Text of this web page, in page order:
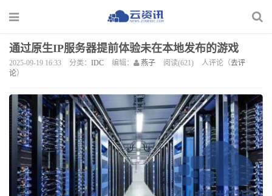
通过原生IP服务器提前体验未在本地发布的游戏
2025-09-19 16:33 分类： IDC 编辑： 燕子 阅读(621) 人评论（去评
论）